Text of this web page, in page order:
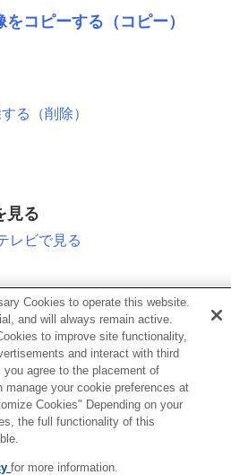
をコピーする（ コピー）
る（削除）
見る
レビで見る
ター/ファインダー）
次へ
複数メディアの再生
TP1001374615
アがVer.2.00未満の場合は下記URLの
v1/ja/index.html
Cookies to operate this website.
and will always remain active.
to improve site functionality,
and interact with third
agree to the placement of
manage your cookie preferences at
Cookies" Depending on your
the full functionality of this
for more information.